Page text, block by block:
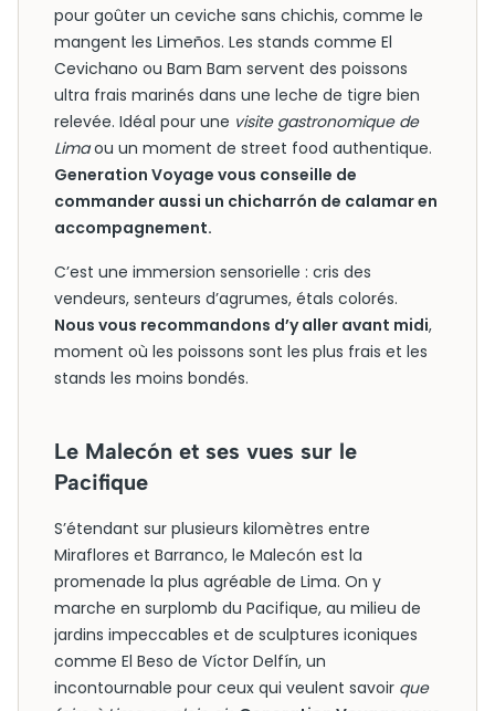
pour goûter un ceviche sans chichis, comme le
mangent les Limeños. Les stands comme El
Cevichano ou Bam Bam servent des poissons
ultra frais marinés dans une leche de tigre bien
relevée. Idéal pour une visite gastronomique de
Limaou un moment de street food authentique.
Generation Voyage vous conseille de
commander aussi un chicharrón de calamar en
accompagnement.
C’est une immersion sensorielle : cris des
vendeurs, senteurs d’agrumes, étals colorés.
Nous vous recommandons d’y aller avant midi,
moment où les poissons sont les plus frais et les
stands les moins bondés.
Le Malecón et ses vues sur le
Pacifique
S’étendant sur plusieurs kilomètres entre
Miraflores et Barranco, le Malecón est la
promenade la plus agréable de Lima. On y
marche en surplomb du Pacifique, au milieu de
jardins impeccables et de sculptures iconiques
comme El Beso de Víctor Delfín, un
incontournable pour ceux qui veulent savoir que